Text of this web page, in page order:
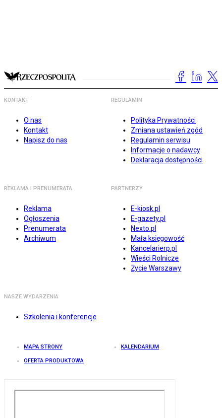
KONTAKT
O nas
Kontakt
Napisz do nas
REGULAMIN
Polityka Prywatności
Zmiana ustawień zgód
Regulamin serwisu
Informacje o nadawcy
Deklaracja dostępności
REKLAMA I PRENUMERATA
Reklama
Ogłoszenia
Prenumerata
Archiwum
PARTNERZY
E-kiosk.pl
E-gazety.pl
Nexto.pl
Mała księgowość
Kancelarierp.pl
Wieści Rolnicze
Życie Warszawy
NASZE WYDARZENIA
Szkolenia i konferencje
MAPA STRONY KALENDARIUM
OFERTA PRODUKTOWA